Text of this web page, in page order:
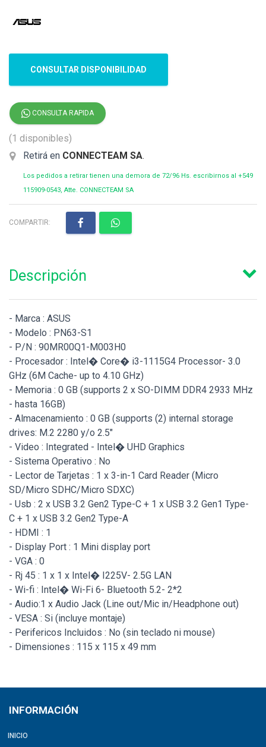
CONSULTAR DISPONIBILIDAD
CONSULTA RAPIDA
(1 disponibles)
Retirá en CONNECTEAM SA.
Los pedidos a retirar tienen una demora de 72/96 Hs. escribirnos al +549
115909-0543, Atte. CONNECTEAM SA
COMPARTIR:
Descripción
- Marca : ASUS
- Modelo : PN63-S1
- P/N : 90MR00Q1-M003H0
- Procesador : Intel� Core� i3-1115G4 Processor- 3.0
GHz (6M Cache- up to 4.10 GHz)
- Memoria : 0 GB (supports 2 x SO-DIMM DDR4 2933 MHz
- hasta 16GB)
- Almacenamiento : 0 GB (supports (2) internal storage
drives: M.2 2280 y/o 2.5"
- Video : Integrated - Intel� UHD Graphics
- Sistema Operativo : No
- Lector de Tarjetas : 1 x 3-in-1 Card Reader (Micro
SD/Micro SDHC/Micro SDXC)
- Usb : 2 x USB 3.2 Gen2 Type-C + 1 x USB 3.2 Gen1 Type-
C + 1 x USB 3.2 Gen2 Type-A
- HDMI : 1
- Display Port : 1 Mini display port
- VGA : 0
- Rj 45 : 1 x 1 x Intel� I225V- 2.5G LAN
- Wi-fi : Intel� Wi-Fi 6- Bluetooth 5.2- 2*2
- Audio:1 x Audio Jack (Line out/Mic in/Headphone out)
- VESA : Si (incluye montaje)
- Perifericos Incluidos : No (sin teclado ni mouse)
- Dimensiones : 115 x 115 x 49 mm
INFORMACIÓN
INICIO